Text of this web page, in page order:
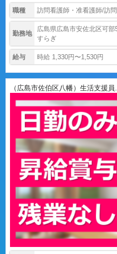
職種 訪問看護師・准看護師/訪
勤務地
広島県広島市安佐北区可
すらぎ
給与 時給 1,330円〜1,530円
（広島市佐伯区八幡）生活支援員...